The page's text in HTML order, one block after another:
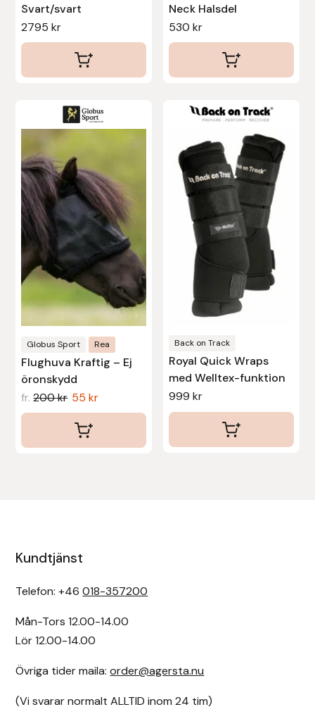
Svart/svart
2795kr
Neck Halsdel
530 kr
Globus Sport Rea
Flughuva Kraftig – Ej
öronskydd
fr. 200kr 55kr
här
produkten
har
flera
varianter.
De
olika
alternativen
kan
väljas
på
produktsidan
Back on Track
Royal Quick Wraps
med Welltex-funktion
999 kr
produkten
har
flera
varianter.
alternativen
väljas
produktsidan
Kundtjänst
Telefon: +46018-357200
Mån-Tors 12.00-14.00
Lör 12.00-14.00
Övriga tider maila:order@agersta.nu
(Vi svarar normalt ALLTID inom 24 tim)
TöltSaga
Tunahaken
Uhip
Uvex
Vals
Veredus
Walsh
Werkman Hoofcare
Willab
Wintec